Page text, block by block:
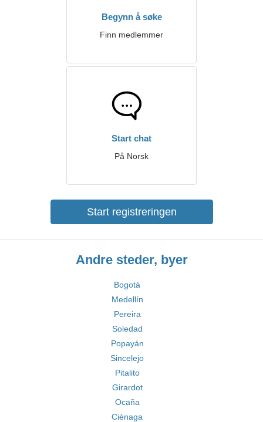
Begynn å søke
Finn medlemmer
Start chat
På Norsk
Start registreringen
Andre steder, byer
Bogotá
Medellín
Pereira
Soledad
Popayán
Sincelejo
Pitalito
Girardot
Ocaña
Ciénaga